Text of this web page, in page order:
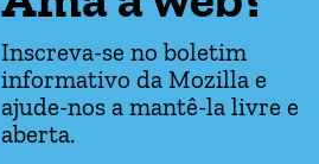
Inscreva-se no boletim
informativo da Mozilla e
ajude-nos a mantê-la livre e
aberta.